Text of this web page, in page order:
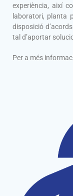
experiència, així
laboratori, planta
disposició
tal d’aportar
Per a més